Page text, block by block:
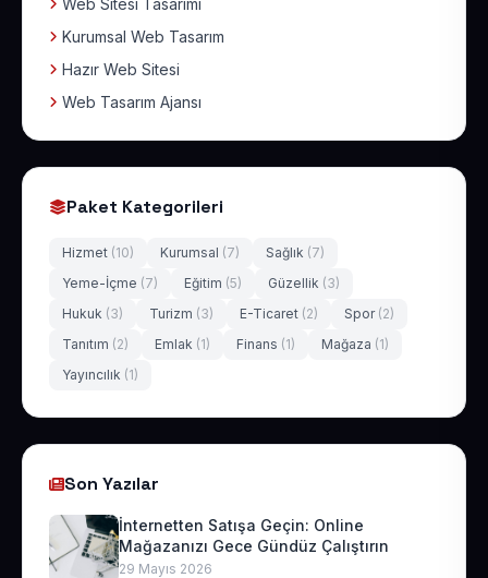
Web Sitesi Tasarımı
Kurumsal Web Tasarım
Hazır Web Sitesi
Web Tasarım Ajansı
Paket Kategorileri
Hizmet (10) Kurumsal (7) Sağlık (7)
Yeme-İçme (7) Eğitim (5) Güzellik (3)
Hukuk (3) Turizm (3) E-Ticaret (2) Spor (2)
Tanıtım (2) Emlak (1) Finans (1) Mağaza (1)
Yayıncılık (1)
Son Yazılar
İnternetten Satışa Geçin: Online
Mağazanızı Gece Gündüz Çalıştırın
29 Mayıs 2026